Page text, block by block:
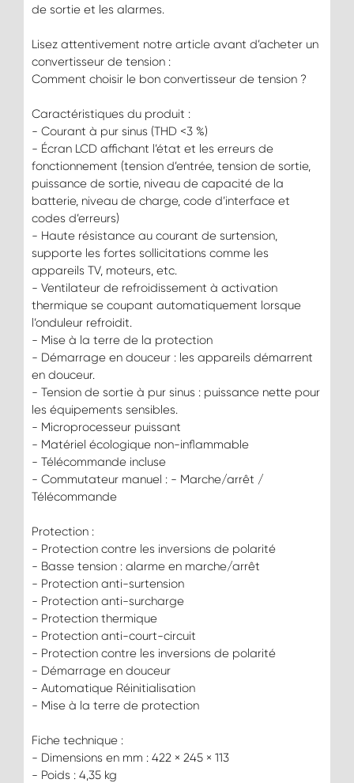
de sortie et les alarmes.
Lisez attentivement notre article avant d’acheter un
convertisseur de tension :
Comment choisir le bon convertisseur de tension ?
Caractéristiques du produit :
- Courant à pur sinus (THD <3 %)
- Écran LCD affichant l’état et les erreurs de
fonctionnement (tension d’entrée, tension de sortie,
puissance de sortie, niveau de capacité de la
batterie, niveau de charge, code d’interface et
codes d’erreurs)
- Haute résistance au courant de surtension,
supporte les fortes sollicitations comme les
appareils TV, moteurs, etc.
- Ventilateur de refroidissement à activation
thermique se coupant automatiquement lorsque
l’onduleur refroidit.
- Mise à la terre de la protection
- Démarrage en douceur : les appareils démarrent
en douceur.
- Tension de sortie à pur sinus : puissance nette pour
les équipements sensibles.
- Microprocesseur puissant
- Matériel écologique non-inflammable
- Télécommande incluse
- Commutateur manuel : - Marche/arrêt /
Télécommande
Protection :
- Protection contre les inversions de polarité
- Basse tension : alarme en marche/arrêt
- Protection anti-surtension
- Protection anti-surcharge
- Protection thermique
- Protection anti-court-circuit
- Protection contre les inversions de polarité
- Démarrage en douceur
- Automatique Réinitialisation
- Mise à la terre de protection
Fiche technique :
- Dimensions en mm : 422 × 245 × 113
- Poids : 4,35 kg